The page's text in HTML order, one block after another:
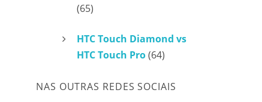
(65)
HTC Touch Diamond vs
HTC Touch Pro(64)
NAS OUTRAS REDES SOCIAIS